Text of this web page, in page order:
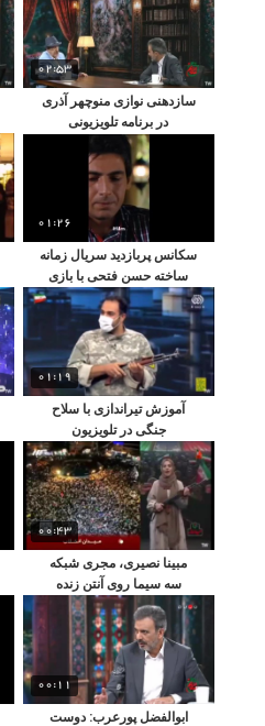
02:53
سازدهنی نوازی منوچهر آذری
در برنامه تلویزیونی
01:26
سکانس پربازدید سریال زمانه
ساخته حسن فتحی با بازی
پریناز ایزدیار و حمید گودرزی
01:19
آموزش تیراندازی با سلاح
جنگی در تلویزیون
00:43
مبینا نصیری، مجری شبکه
سه سیما روی آنتن زنده
تلویزیون با اسلحه کلاشینکف
00:11
ابوالفضل پورعرب: دوست